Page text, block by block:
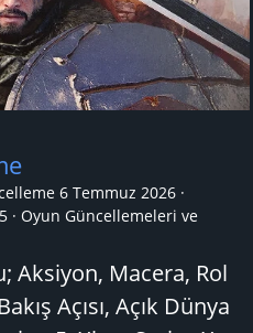
6 Temmuz 2026
Oyun Güncellemeleri ve
Aksiyon, Macera, Rol
Açısı, Açık Dünya